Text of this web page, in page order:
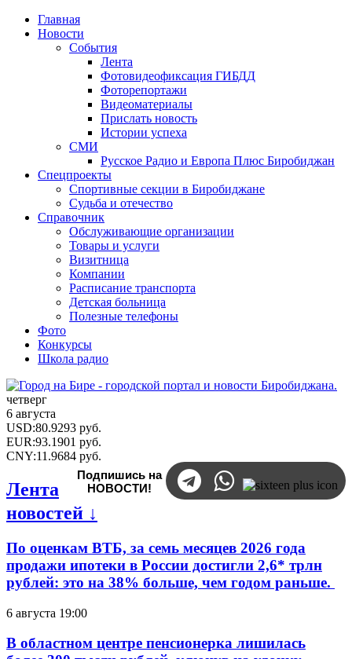
Главная
Новости
События
Лента
Фотовидеофиксация ГИБДД
Фоторепортажи
Видеоматериалы
Прислать новость
Истории успеха
СМИ
Русское Радио и Европа Плюс Биробиджан
Спецпроекты
Спортивные секции в Биробиджане
Судьба и отечество
Справочник
Обслуживающие организации
Товары и услуги
Визитница
Компании
Расписание транспорта
Детская больница
Полезные телефоны
Фото
Конкурсы
Школа радио
четверг
6 августа
USD:80.9293 руб.
EUR:93.1901 руб.
CNY:11.9684 руб.
Подпишись на
НОВОСТИ!
Лента
новостей ↓
По оценкам ВТБ, за семь месяцев 2026 года
продажи ипотеки в России достигли 2,6* трлн
рублей: это на 38% больше, чем годом раньше.
6 августа 19:00
В областном центре пенсионерка лишилась